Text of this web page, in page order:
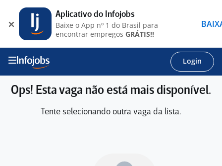
Login
Ops! Esta vaga não está mais disponível.
Tente selecionando outra vaga da lista.
Aplicativo do Infojobs
Baixe o App nº 1 do Brasil para
encontrar empregos GRÁTIS!!